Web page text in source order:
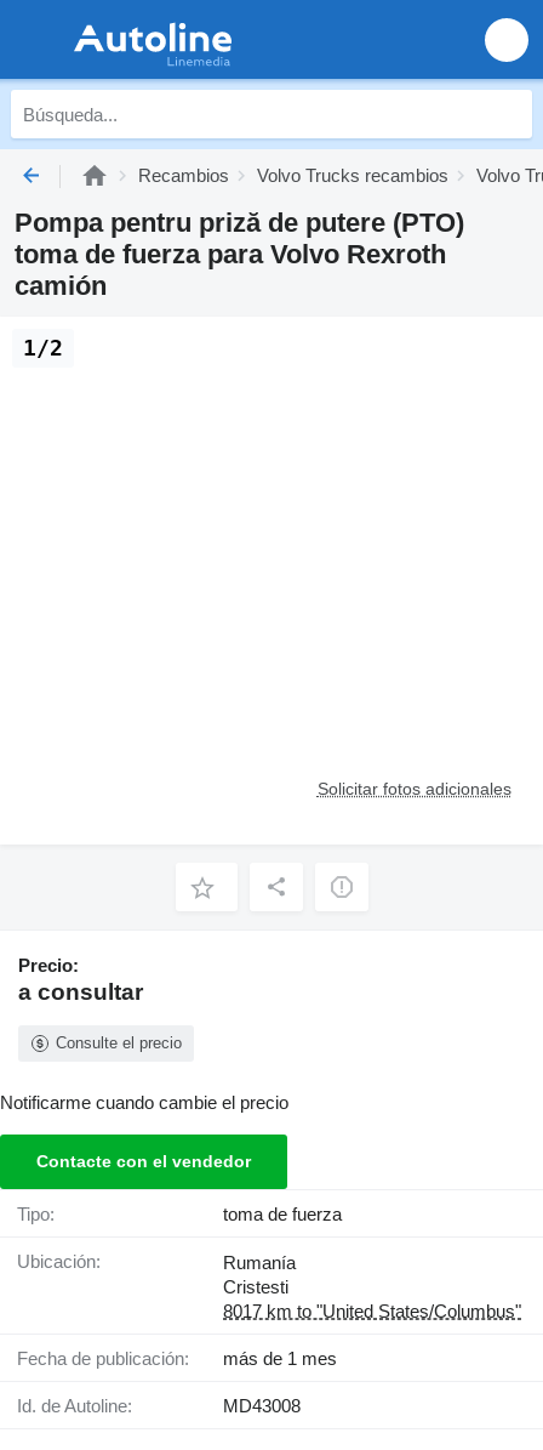
Recambios Volvo Trucks recambios Volvo
Pompa pentru priză de putere (PTO)
toma de fuerza para Volvo Rexroth
camión
Solicitar fotos adicionales
1/2
Precio:
a consultar
Consulte el precio
Notificarme cuando cambie el precio
Contacte con el vendedor
Tipo: toma de fuerza
Ubicación:
Rumanía
Cristesti
8017 km to "United States/Columbus"
Fecha de publicación: más de 1 mes
Id. de Autoline: MD43008